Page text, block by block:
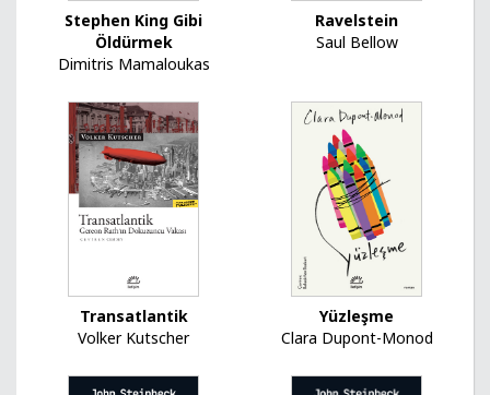
Stephen King Gibi
Öldürmek
Dimitris Mamaloukas
Ravelstein
Saul Bellow
Transatlantik
Volker Kutscher
Yüzleşme
Clara Dupont-Monod